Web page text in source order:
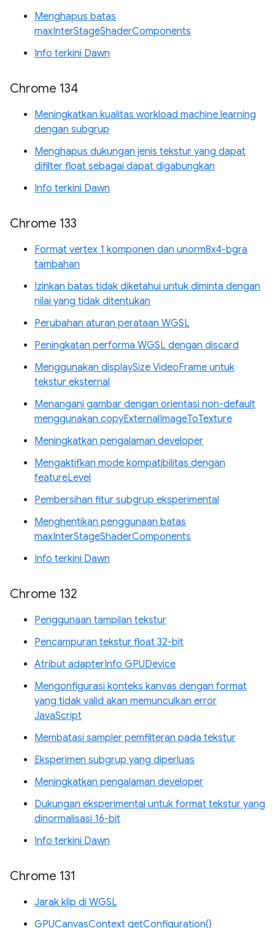
Menghapus batas
maxInterStageShaderComponents
Info terkini Dawn
Chrome 134
Meningkatkan kualitas workload machine learning
dengan subgrup
Menghapus dukungan jenis tekstur yang dapat
difilter float sebagai dapat digabungkan
Info terkini Dawn
Chrome 133
Format vertex 1 komponen dan unorm8x4-bgra
tambahan
Izinkan batas tidak diketahui untuk diminta dengan
nilai yang tidak ditentukan
Perubahan aturan perataan WGSL
Peningkatan performa WGSL dengan discard
Menggunakan displaySize VideoFrame untuk
tekstur eksternal
Menangani gambar dengan orientasi non-default
menggunakan copyExternalImageToTexture
Meningkatkan pengalaman developer
Mengaktifkan mode kompatibilitas dengan
featureLevel
Pembersihan fitur subgrup eksperimental
Menghentikan penggunaan batas
maxInterStageShaderComponents
Info terkini Dawn
Chrome 132
Penggunaan tampilan tekstur
Pencampuran tekstur float 32-bit
Atribut adapterInfo GPUDevice
Mengonfigurasi konteks kanvas dengan format
yang tidak valid akan memunculkan error
JavaScript
Membatasi sampler pemfilteran pada tekstur
Eksperimen subgrup yang diperluas
Meningkatkan pengalaman developer
Dukungan eksperimental untuk format tekstur yang
dinormalisasi 16-bit
Info terkini Dawn
Chrome 131
Jarak klip di WGSL
GPUCanvasContext getConfiguration()